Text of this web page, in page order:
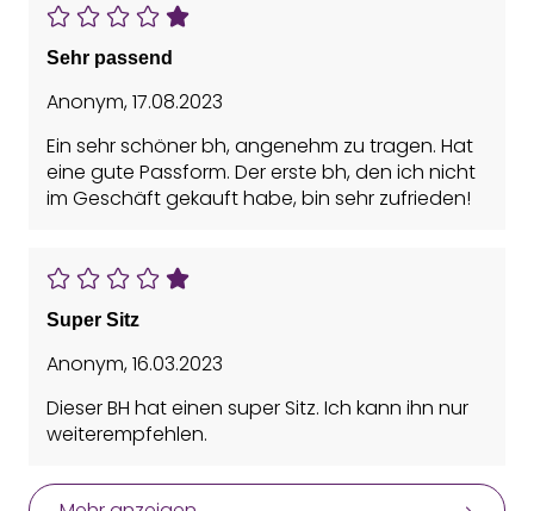
Sehr passend
Anonym,17.08.2023
Ein sehr schöner bh, angenehm zu tragen. Hat
eine gute Passform. Der erste bh, den ich nicht
im Geschäft gekauft habe, bin sehr zufrieden!
Super Sitz
Anonym,16.03.2023
Dieser BH hat einen super Sitz. Ich kann ihn nur
weiterempfehlen.